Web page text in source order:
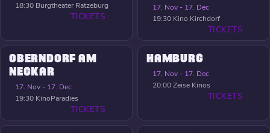
18:30 Burgtheater Ratzeburg
TICKETS
17. Nov - 17. Dec
19:30 Kino Kirchdorf
TICKETS
OBERNDORF AM
NECKAR
17. Nov - 17. Dec
19:30 KinoParadies
TICKETS
HAMBURG
17. Nov - 17. Dec
20:00Zeise Kinos
TICKETS